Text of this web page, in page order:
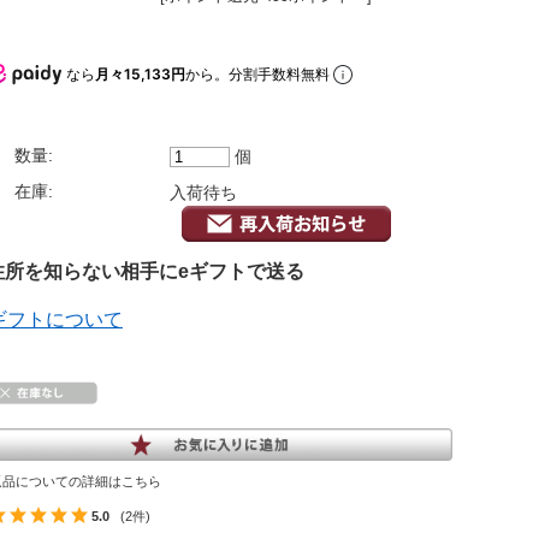
なら 月々15,133円から。分割手数料無料
数量:
個
在庫:
入荷待ち
を知らない相手にeギフトで送る
フトについて
品についての詳細はこちら
5.0 (2件)